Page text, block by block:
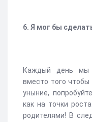
6. Я мог бы
Каждый день мы
вместо того
уныние,
как на точки
родителями! В